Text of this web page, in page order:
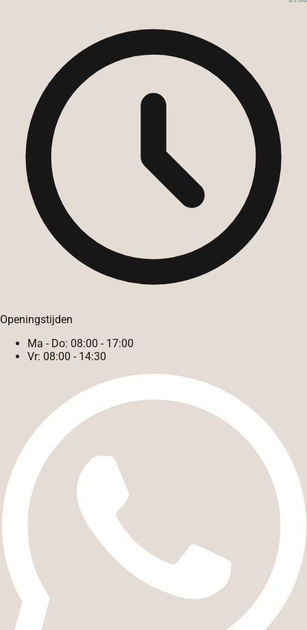
Openingstijden
Ma - Do: 08:00 - 17:00
Vr: 08:00 - 14:30